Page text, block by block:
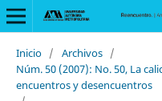
Inicio / Archivos /
Núm. 50 (2007): No. 50, La
encuentros y desencuentros